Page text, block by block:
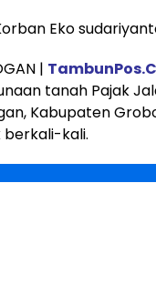
Eko
|
tanah Pajak
Kabupaten
berkali-kali.